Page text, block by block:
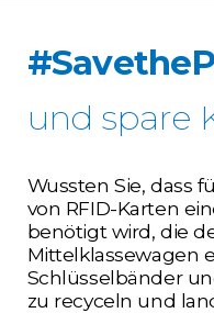
und spare
Wussten Sie, dass
von RFID-Karten
benötigt wird, die
Mittelklassewagen
Schlüsselbänder
zu recyceln und